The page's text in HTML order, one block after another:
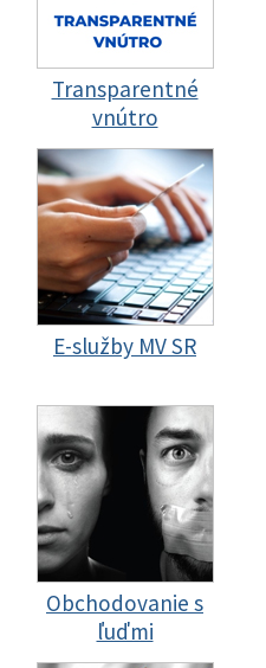
Transparentné
vnútro
E-služby MV SR
Obchodovanie s
ľuďmi